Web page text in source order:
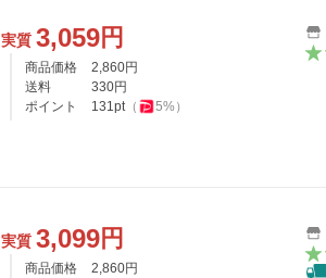
実質 3,059円
商品価格 2,860円
送料
330円
ポイント
131pt（ 5%）
実質 3,099円
商品価格 2,860円